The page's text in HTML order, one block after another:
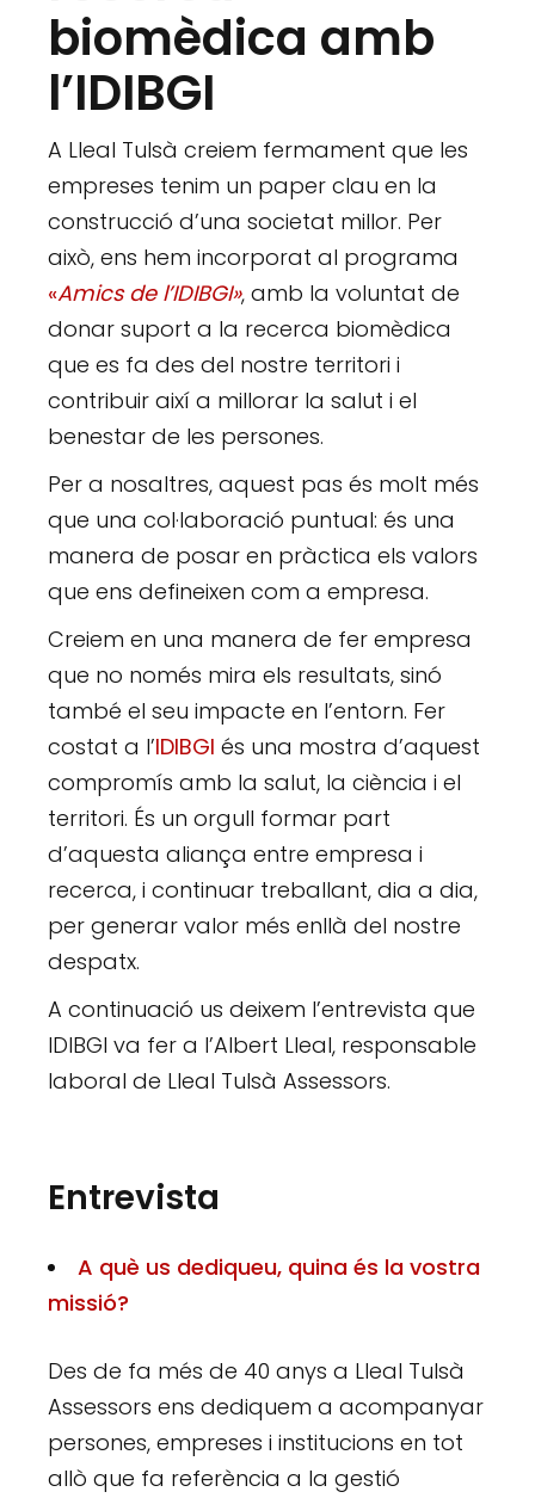
biomèdica amb
l’IDIBGI
A Lleal Tulsà creiem fermament que les
empreses tenim un paper clau en la
construcció d’una societat millor. Per
això, ens hem incorporat al programa
«Amics de l’IDIBGI», amb la voluntat de
donar suport a la recerca biomèdica
que es fa des del nostre territori i
contribuir així a millorar la salut i el
benestar de les persones.
Per a nosaltres, aquest pas és molt més
que una col·laboració puntual: és una
manera de posar en pràctica els valors
que ens defineixen com a empresa.
Creiem en una manera de fer empresa
que no només mira els resultats, sinó
també el seu impacte en l’entorn. Fer
costat a l’IDIBGI és una mostra d’aquest
compromís amb la salut, la ciència i el
territori. És un orgull formar part
d’aquesta aliança entre empresa i
recerca, i continuar treballant, dia a dia,
per generar valor més enllà del nostre
despatx.
A continuació us deixem l’entrevista que
IDIBGI va fer a l’Albert Lleal, responsable
laboral de Lleal Tulsà Assessors.
Entrevista
A què us dediqueu, quina és la vostra
missió?
Des de fa més de 40 anys a Lleal Tulsà
Assessors ens dediquem a acompanyar
persones, empreses i institucions en tot
allò que fa referència a la gestió